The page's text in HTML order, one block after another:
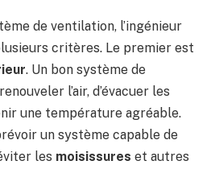
de ventilation, l’ingénieur
critères. Le premier est
. Un bon système de
l’air, d’évacuer les
une température agréable.
un système capable de
les moisissures et autres